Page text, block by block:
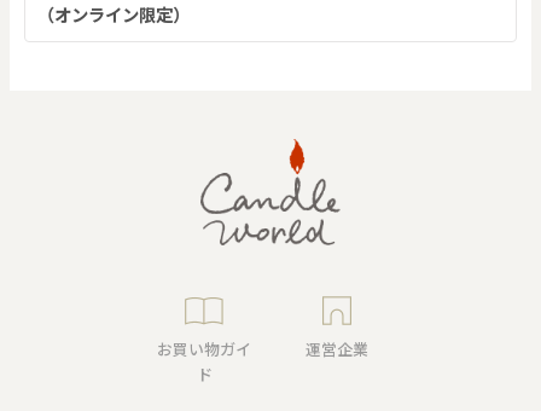
（オンライン限定）
お買い物ガイ
ド
運営企業